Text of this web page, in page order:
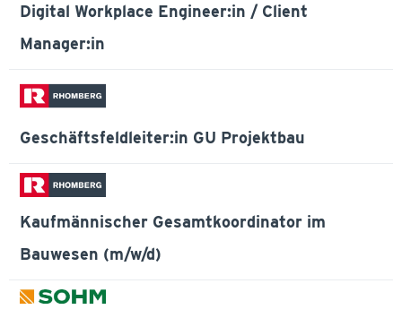
Digital Workplace Engineer:in / Client
Manager:in
Geschäftsfeldleiter:in GU Projektbau
Kaufmännischer Gesamtkoordinator im
Bauwesen (m/w/d)